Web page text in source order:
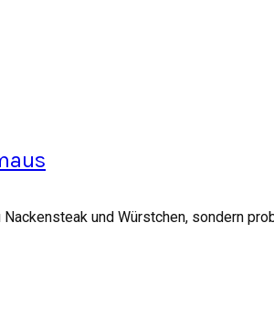
und Würstchen, sondern